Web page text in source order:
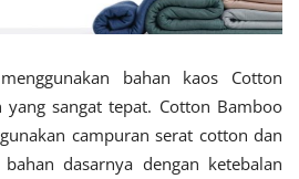
bahan kaos Cotton
sangat tepat. Cotton Bamboo
campuran serat cotton dan
dasarnya dengan ketebalan